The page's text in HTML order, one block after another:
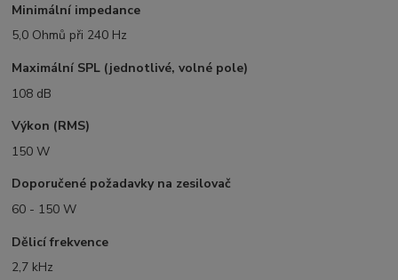
Minimální impedance
5,0 Ohmů při 240 Hz
Maximální SPL (jednotlivé, volné pole)
108 dB
Výkon (RMS)
150 W
Doporučené požadavky na zesilovač
60 - 150 W
Dělicí frekvence
2,7 kHz